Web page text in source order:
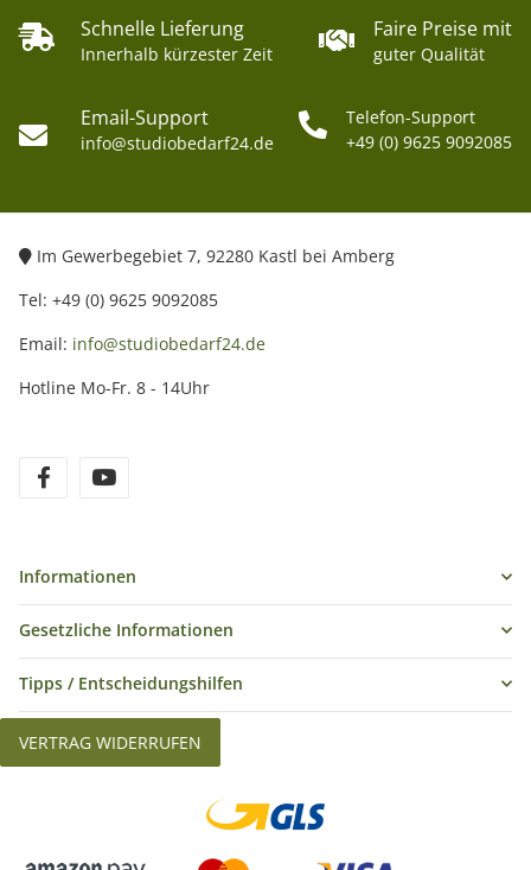
Schnelle Lieferung
Innerhalb kürzester Zeit
Faire Preise mit
guter Qualität
Email-Support
info@studiobedarf24.de
Telefon-Support
+49 (0) 9625 9092085
Im Gewerbegebiet 7, 92280 Kastl bei Amberg
Tel: +49 (0) 9625 9092085
Email: info@studiobedarf24.de
Hotline Mo-Fr. 8 - 14Uhr
Informationen
Gesetzliche Informationen
Tipps / Entscheidungshilfen
VERTRAG WIDERRUFEN